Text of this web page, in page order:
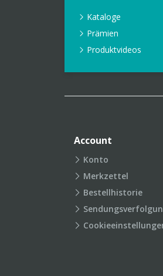
Kataloge
Prämien
Produktvideos
Account
Konto
Merkzettel
Bestellhistorie